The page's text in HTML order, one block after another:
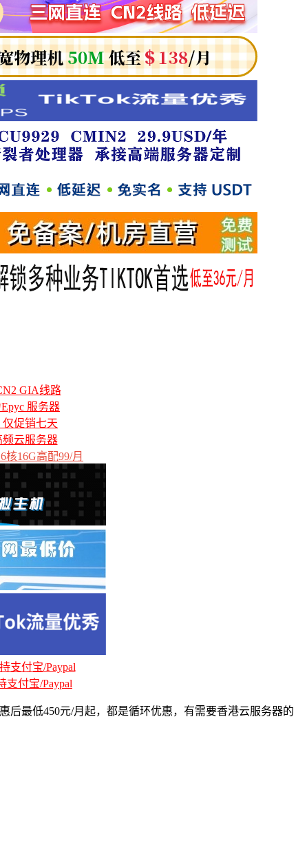
GIA线路
服务器
仅促销七天
频云服务器
核16G高配99/月
支付宝/Paypal
付宝/Paypal
最低450元/月起，都是循环优惠，有需要香港云服务器的